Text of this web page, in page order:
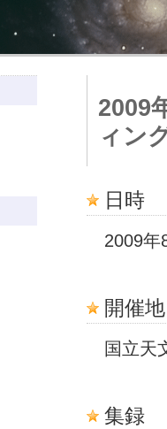
2009
ィン
日時
2009年
開催地
国立天
集録